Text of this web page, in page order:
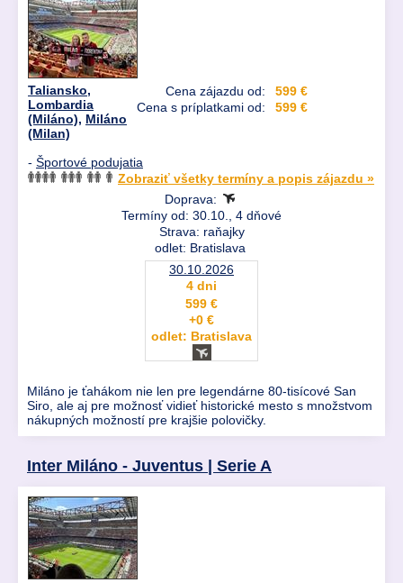
Cena zájazdu od:
599 €
Cena s príplatkami od:
599 €
Taliansko,
Lombardia
(Miláno), Miláno
(Milan)
- Športové podujatia
Zobraziť všetky termíny a popis zájazdu »
Doprava:
Termíny od: 30.10., 4 dňové
Strava: raňajky
odlet: Bratislava
30.10.2026
4 dni
599 €
+0 €
odlet: Bratislava
Miláno je ťahákom nie len pre legendárne 80-tisícové San
Siro, ale aj pre možnosť vidieť historické mesto s množstvom
nákupných možností pre krajšie polovičky.
Inter Miláno - Juventus | Serie A